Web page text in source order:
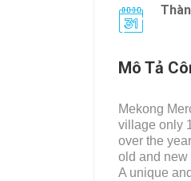
Mô Tả
Mekong
village only
over the
old and new
A unique